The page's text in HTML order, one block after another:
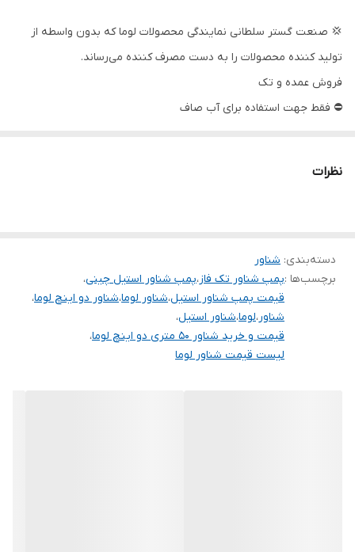
سیم پیچی مس
جنس پروانه
قطر تنه ۴ اینچ
کشور سازنده چین
💢 صنعت گستر سلطانی نمایندگی محصولات لوما که بدون واسطه از
تولید کننده محصولات را به دست مصرف کننده می‌رساند.
فروش عمده و تک
⛔ فقط جهت استفاده برای آب صاف
نظرات
دسته‌بندی: شناور
برچسب‌ها :پمپ شناور تک فاز،پمپ شناور استیل چینی،
قیمت پمپ شناور استیل،شناور لوما،شناور دو اینچ لوما،
شناور،لوما،شناور استیل،
قیمت و خرید شناور 50 متری دو اینچ لوما
،
لیست قیمت شناور لوما